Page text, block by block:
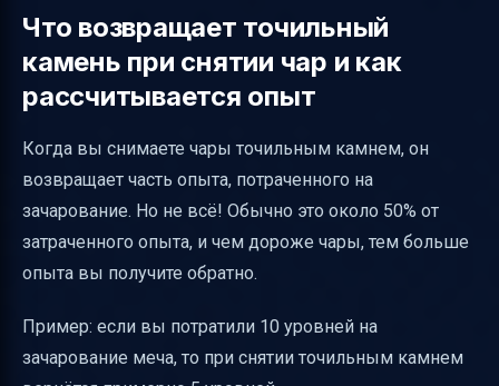
Что возвращает точильный
камень при снятии чар и как
рассчитывается опыт
Когда вы снимаете чары точильным камнем, он
возвращает часть опыта, потраченного на
зачарование. Но не всё! Обычно это около 50% от
затраченного опыта, и чем дороже чары, тем больше
опыта вы получите обратно.
Пример: если вы потратили 10 уровней на
зачарование меча, то при снятии точильным камнем